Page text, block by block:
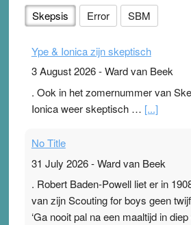
Skepsis Error SBM
Ype & Ionica zijn skeptisch
3 August 2026-Ward van Beek
. Ook in het zomernummer van
Ionica weer skeptisch … [...]
No Title
31 July 2026-Ward van Beek
. Robert Baden-Powell liet er in
van zijn Scouting for boys geen
‘Ga nooit pal na een maaltijd in